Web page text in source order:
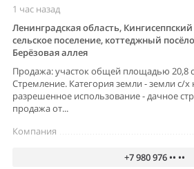
1 час назад
Ленинградская область,
сельское поселение, коттеджный
Берёзовая аллея
Продажа: участок общей площадью 20,8
Стремление. Категория земли - земли с/х
разрешенное использование - дачное
продажа от...
Компания
+7 980 976 •• ••